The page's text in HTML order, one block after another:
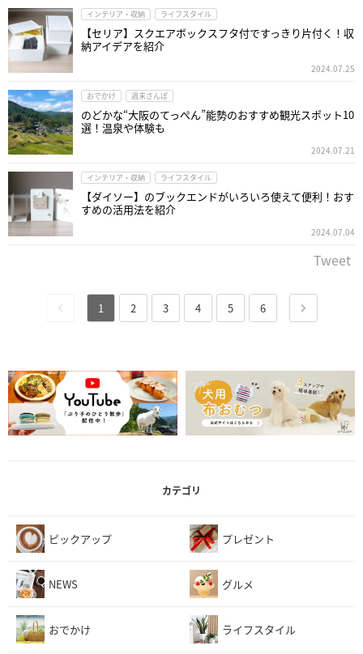
インテリア・収納 ライフスタイル
【セリア】スクエアボックスフタ付ですっきり片付く！収
納アイデアを紹介
2024.07.25
おでかけ 週末さんぽ
のどかな“大阪のてっぺん”能勢のおすすめ観光スポット10
選！温泉や体験も
2024.07.21
インテリア・収納 ライフスタイル
【ダイソー】のブックエンドがいろいろ使えて便利！おす
すめの活用法を紹介
2024.07.04
Tweet
1 2 3 4 5 6
カテゴリ
ピックアップ プレゼント
NEWS グルメ
おでかけ ライフスタイル